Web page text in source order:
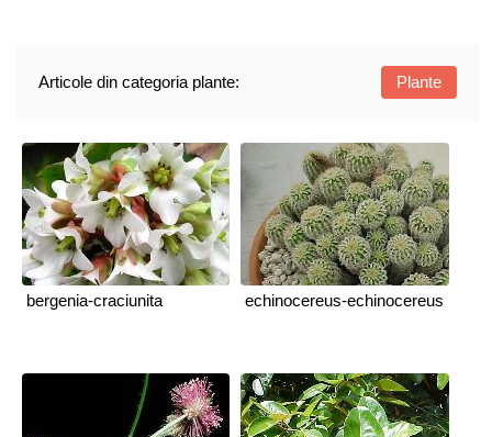
Articole din categoria plante: Plante
bergenia-craciunita echinocereus-echinocereus